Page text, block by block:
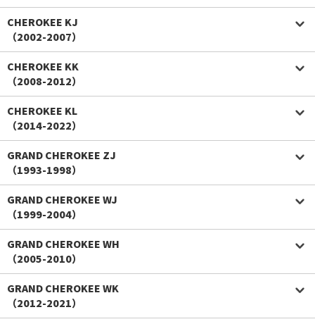
CHEROKEE KJ
（2002-2007）
CHEROKEE KK
（2008-2012）
CHEROKEE KL
（2014-2022）
GRAND CHEROKEE ZJ
（1993-1998）
GRAND CHEROKEE WJ
（1999-2004）
GRAND CHEROKEE WH
（2005-2010）
GRAND CHEROKEE WK
（2012-2021）